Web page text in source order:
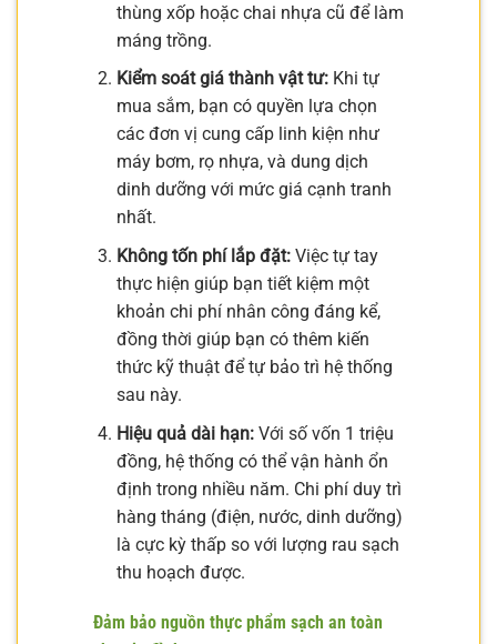
thùng xốp hoặc chai nhựa cũ để làm
máng trồng.
Kiểm soát giá thành vật tư:Khi tự
mua sắm, bạn có quyền lựa chọn
các đơn vị cung cấp linh kiện như
máy bơm, rọ nhựa, và dung dịch
dinh dưỡng với mức giá cạnh tranh
nhất.
Không tốn phí lắp đặt:Việc tự tay
thực hiện giúp bạn tiết kiệm một
khoản chi phí nhân công đáng kể,
đồng thời giúp bạn có thêm kiến
thức kỹ thuật để tự bảo trì hệ thống
sau này.
Hiệu quả dài hạn:Với số vốn 1 triệu
đồng, hệ thống có thể vận hành ổn
định trong nhiều năm. Chi phí duy trì
hàng tháng (điện, nước, dinh dưỡng)
là cực kỳ thấp so với lượng rau sạch
thu hoạch được.
Đảm bảo nguồn thực phẩm sạch an toàn